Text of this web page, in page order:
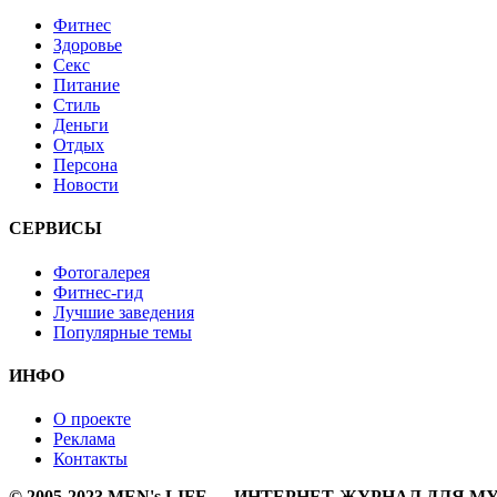
Фитнес
Здоровье
Секс
Питание
Стиль
Деньги
Отдых
Персона
Новости
СЕРВИСЫ
Фотогалерея
Фитнес-гид
Лучшие заведения
Популярные темы
ИНФО
О проекте
Реклама
Контакты